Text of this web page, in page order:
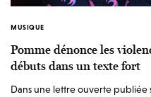
MUSIQUE
Pomme dénonce les
débuts dans un texte fort
Dans une lettre ouverte